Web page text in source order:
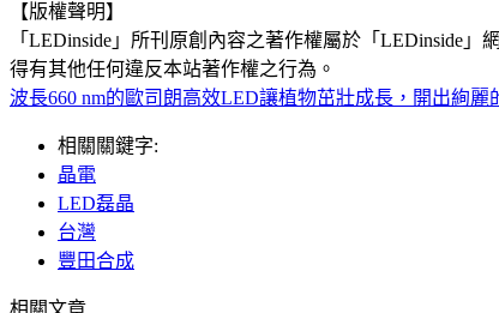
【版權聲明】
「LEDinside」所刊原創內容之著作權屬於「LEDinside
得有其他任何違反本站著作權之行為。
波長660 nm的歐司朗高效LED讓植物茁壯成長，開出絢麗
相關關鍵字:
晶電
LED磊晶
台灣
豐田合成